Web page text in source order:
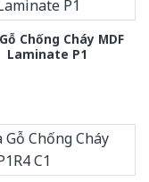
Chống Cháy MDF
Laminate P1